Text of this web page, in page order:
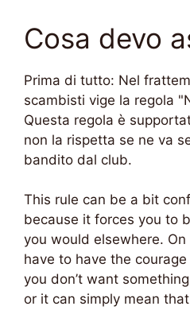
Cosa devo
Prima di tutto: Nel
scambisti vige la regola
Questa regola è
non la rispetta se ne va
bandito dal club.
This rule can be a bit
because it forces you to
you would elsewhere.
have to have the
you don’t want
or it can simply mean